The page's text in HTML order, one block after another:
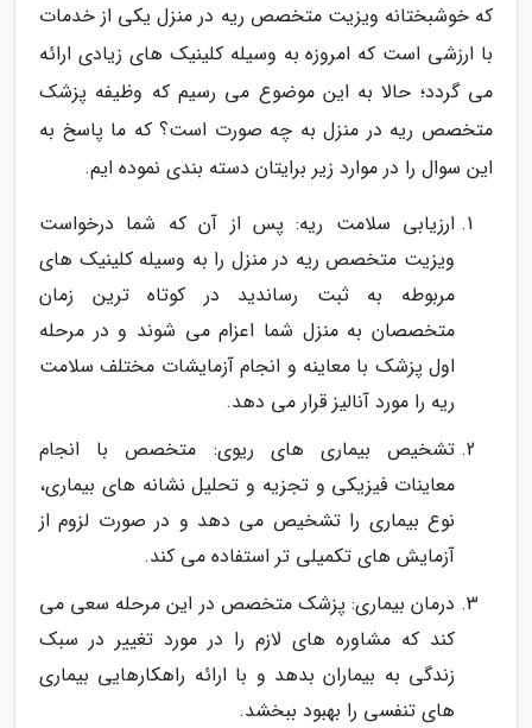
که خوشبختانه ویزیت متخصص ریه در منزل یکی از خدمات
با ارزشی است که امروزه به وسیله کلینیک های زیادی ارائه
می گردد؛ حالا به این موضوع می رسیم که وظیفه پزشک
متخصص ریه در منزل به چه صورت است؟ که ما پاسخ به
این سوال را در موارد زیر برایتان دسته بندی نموده ایم.
ارزیابی سلامت ریه: پس از آن که شما درخواست
ویزیت متخصص ریه در منزل را به وسیله کلینیک های
مربوطه به ثبت رساندید در کوتاه ترین زمان
متخصصان به منزل شما اعزام می شوند و در مرحله
اول پزشک با معاینه و انجام آزمایشات مختلف سلامت
ریه را مورد آنالیز قرار می دهد.
تشخیص بیماری های ریوی: متخصص با انجام
معاینات فیزیکی و تجزیه و تحلیل نشانه های بیماری،
نوع بیماری را تشخیص می دهد و در صورت لزوم از
آزمایش های تکمیلی تر استفاده می کند.
درمان بیماری: پزشک متخصص در این مرحله سعی می
کند که مشاوره های لازم را در مورد تغییر در سبک
زندگی به بیماران بدهد و با ارائه راهکارهایی بیماری
های تنفسی را بهبود ببخشد.